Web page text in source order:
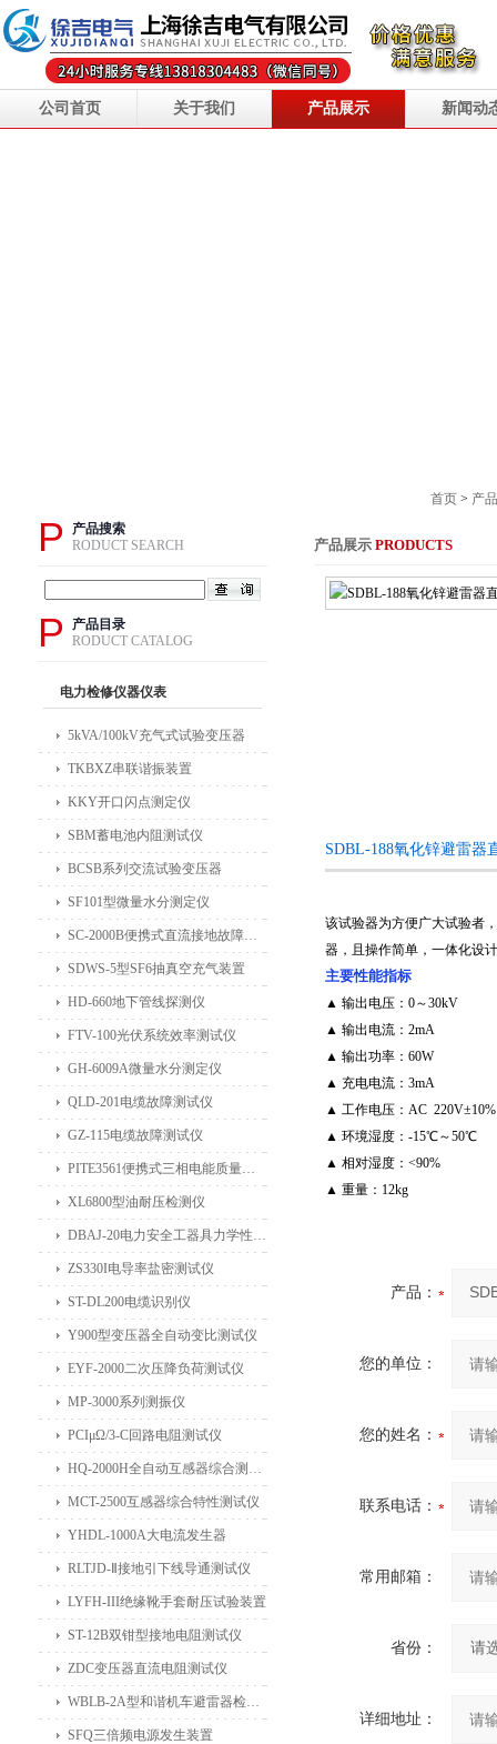
公司首页 关于我们 产品展示 新闻动
首页 > 产
产品展示 PRODUCTS
SDBL-188氧化锌避雷器
该试验器为方便广大试验者
器，且操作简单，一体化设
主要性能指标
▲ 输出电压：0～30kV
▲ 输出电流：2mA
▲ 输出功率：60W
▲ 充电电流：3mA
▲ 工作电压：AC 220V±10%
▲ 环境湿度：-15℃～50℃
▲ 相对湿度：<90%
▲ 重量：12kg
产品：
您的单位：
您的姓名：
联系电话：
常用邮箱：
省份：
详细地址：
P
产品搜索
RODUCT SEARCH
P
产品目录
RODUCT CATALOG
电力检修仪器仪表
5kVA/100kV充气式试验变压器
TKBXZ串联谐振装置
KKY开口闪点测定仪
SBM蓄电池内阻测试仪
BCSB系列交流试验变压器
SF101型微量水分测定仪
SC-2000B便携式直流接地故障检测仪
SDWS-5型SF6抽真空充气装置
HD-660地下管线探测仪
FTV-100光伏系统效率测试仪
GH-6009A微量水分测定仪
QLD-201电缆故障测试仪
GZ-115电缆故障测试仪
PITE3561便携式三相电能质量分析仪
XL6800型油耐压检测仪
DBAJ-20电力安全工器具力学性能试验机
ZS330I电导率盐密测试仪
ST-DL200电缆识别仪
Y900型变压器全自动变比测试仪
EYF-2000二次压降负荷测试仪
MP-3000系列测振仪
PCIμΩ/3-C回路电阻测试仪
HQ-2000H全自动互感器综合测试仪
MCT-2500互感器综合特性测试仪
YHDL-1000A大电流发生器
RLTJD-Ⅱ接地引下线导通测试仪
LYFH-III绝缘靴手套耐压试验装置
ST-12B双钳型接地电阻测试仪
ZDC变压器直流电阻测试仪
WBLB-2A型和谐机车避雷器检测仪
SFQ三倍频电源发生装置